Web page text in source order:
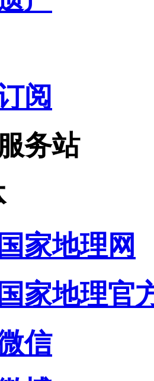
阅
务站
家地理网
家地理官
信